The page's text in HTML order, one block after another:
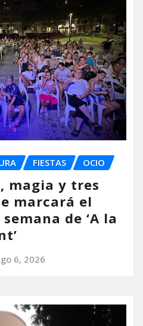
FIESTAS OCIO
magia y tres
marcará el
de ‘A la
6, 2026